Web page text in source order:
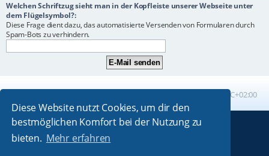
Diese Website nutzt Cookies, um dir den
bestmöglichen Komfort bei der Nutzung zu
bieten. Mehr erfahren
Welchen Schriftzug sieht man in der Kopfleiste unserer Webseite unter
dem Flügelsymbol?:
Diese Frage dient dazu, das automatisierte Versenden von Formularen durch
Spam-Bots zu verhindern.
UTC+02:00
Powered byphpBB